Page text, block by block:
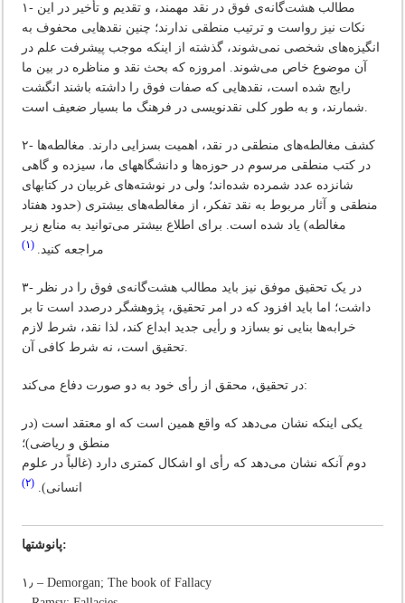
۱- مطالب‌ هشت‌گانه‌ی‌ فوق‌ در نقد مهمند، و تقدیم‌ و تأخیر در این‌
نکات‌ نیز رواست‌ و ترتیب‌ منطقی‌ ندارند؛ چنین‌ نقدهایی‌ محفوف‌ به‌
انگیزه‌های‌ شخصی‌ نمی‌شوند، گذشته‌ از اینکه‌ موجب‌ پیشرفت‌ علم‌ در
آن‌ موضوع‌ خاص‌ می‌شوند. امروزه‌ که‌ بحث‌ نقد و مناظره‌ در بین‌ ما
رایج‌ شده‌ است‌، نقدهایی‌ که‌ صفات‌ فوق‌ را داشته‌ باشند انگشت‌
شمارند، و به‌ طور کلی‌ نقدنویسی‌ در فرهنگ‌ ما بسیار ضعیف‌ است‌.
۲- کشف‌ مغالطه‌های‌ منطقی‌ در نقد، اهمیت‌ بسزایی‌ دارند. مغالطه‌ها
در کتب‌ منطقی‌ مرسوم‌ در حوزه‌ها و دانشگاههای‌ ما، سیزده‌ و گاهی‌
شانزده‌ عدد شمرده‌ شده‌اند؛ ولی‌ در نوشته‌های‌ غربیان‌ در کتابهای‌
منطقی‌ و آثار مربوط‌ به‌ نقد تفکر، از مغالطه‌های‌ بیشتری‌ (حدود هفتاد
مغالطه‌) یاد شده‌ است‌. برای‌ اطلاع‌ بیشتر می‌توانید به‌ منابع‌ زیر
مراجعه‌ کنید. (۱)
۳- در یک‌ تحقیق‌ موفق‌ نیز باید مطالب‌ هشت‌گانه‌ی‌ فوق‌ را در نظر
داشت‌؛ اما باید افزود که‌ در امر تحقیق‌، پژوهشگر درصدد است‌ تا بر
خرابه‌ها بنایی‌ نو بسازد و رأیی‌ جدید ابداع‌ کند، لذا نقد، شرط‌ لازم‌
تحقیق‌ است‌، نه‌ شرط‌ کافی‌ آن‌.
در تحقیق‌، محقق‌ از رأی‌ خود به‌ دو صورت‌ دفاع‌ می‌کند:
یکی‌ اینکه‌ نشان‌ می‌دهد که‌ واقع‌ همین‌ است‌ که‌ او معتقد است‌ (در
منطق‌ و ریاضی‌)؛
دوم‌ آنکه‌ نشان‌ می‌دهد که‌ رأی‌ او اشکال‌ کمتری‌ دارد (غالباً در علوم‌
انسانی‌). (۲)
پانوشتها:
۱٫ – Demorgan; The book of Fallacy